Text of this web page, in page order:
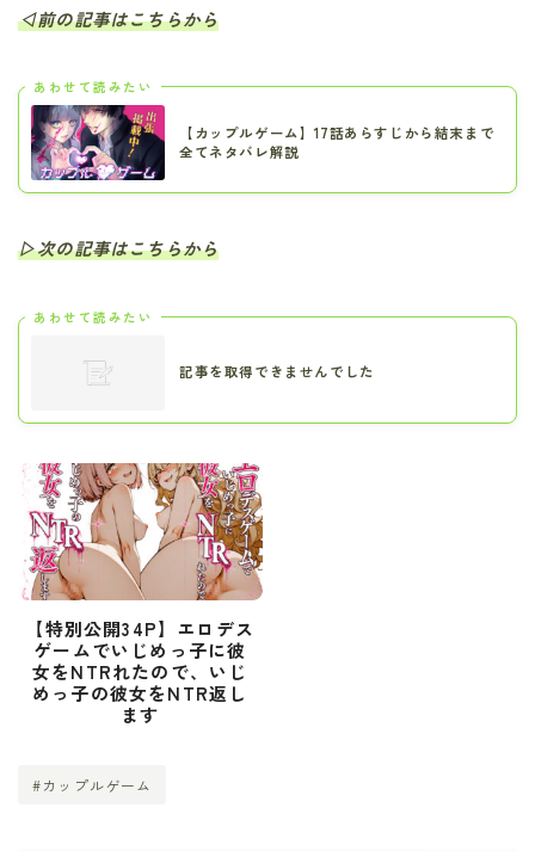
◁前の記事はこちらから
あわせて読みたい
【カップルゲーム】17話あらすじから結末まで
全てネタバレ解説
▷次の記事はこちらから
あわせて読みたい
記事を取得できませんでした
【特別公開34P】エロデス
ゲームでいじめっ子に彼
女をNTRれたので、いじ
めっ子の彼女をNTR返し
ます
#カップルゲーム